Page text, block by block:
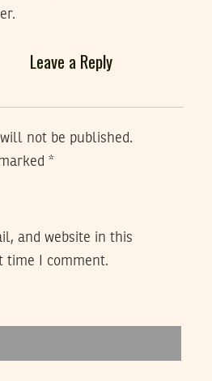
Leave a Reply
not be published.
*
and website in this
time I comment.